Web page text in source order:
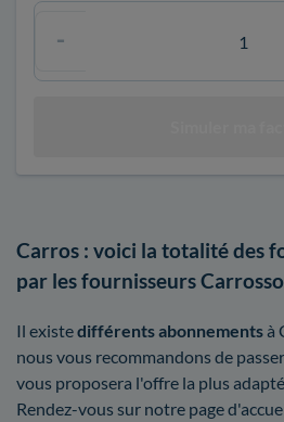
Carros : voici la totalité des
par les fournisseurs
Il existedifférents abonnementsà
nous vous recommandons de
vous proposera l'offre la plus
Rendez-vous sur notre page